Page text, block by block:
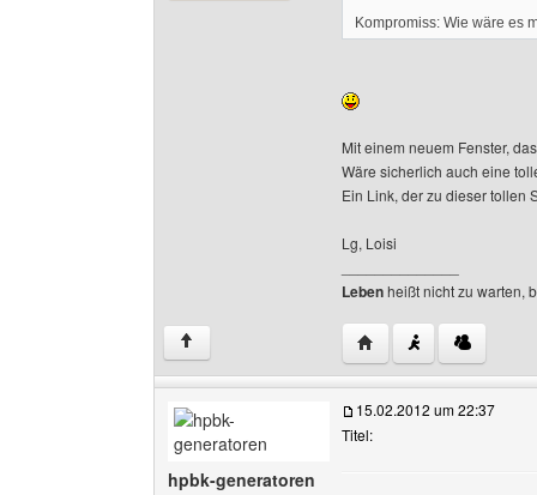
Kompromiss: Wie wäre es
Mit einem neuem Fenster,
Wäre sicherlich auch eine
Ein Link, der zu dieser tollen
Lg, Loisi
Lebenheißt nicht zu warten,
↑ Website dieses
hpbk-generatoren
15.02.2012 um 22:37
Titel: